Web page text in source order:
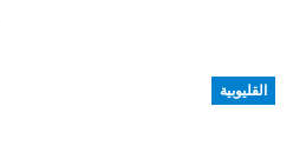
القليوبية